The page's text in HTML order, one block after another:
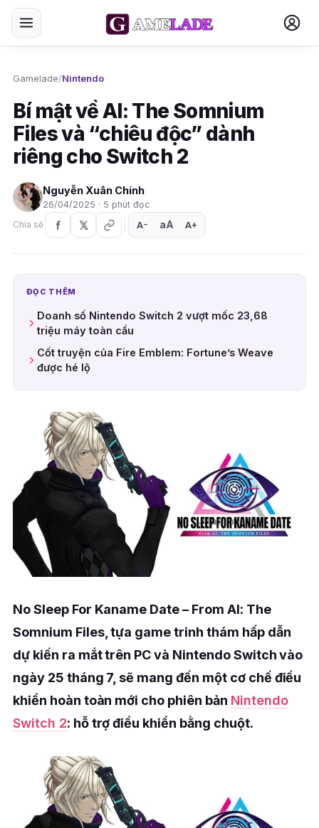
Gamelade/Nintendo
Bí mật về AI: The Somnium
Files và “chiêu độc” dành
riêng cho Switch 2
Nguyễn Xuân Chính
26/04/2025 · 5 phút đọc
Chia sẻ
A− aA A+
ĐỌC THÊM
Doanh số Nintendo Switch 2 vượt mốc 23,68
triệu máy toàn cầu
Cốt truyện của Fire Emblem: Fortune’s Weave
được hé lộ
No Sleep For Kaname Date – From AI: The
Somnium Files, tựa game trinh thám hấp dẫn
dự kiến ra mắt trên PC và Nintendo Switch vào
ngày 25 tháng 7, sẽ mang đến một cơ chế điều
khiển hoàn toàn mới cho phiên bản Nintendo
Switch 2: hỗ trợ điều khiển bằng chuột.